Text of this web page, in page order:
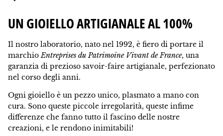
UN GIOIELLO ARTIGIANALE AL 100%
Il nostro laboratorio, nato nel 1992, è fiero di portare il
marchioEntreprises du Patrimoine Vivant de France, una
garanzia di prezioso savoir-faire artigianale, perfezionato
nel corso degli anni.
Ogni gioiello è un pezzo unico, plasmato a mano con
cura. Sono queste piccole irregolarità, queste infime
differenze che fanno tutto il fascino delle nostre
creazioni, e le rendono inimitabili!